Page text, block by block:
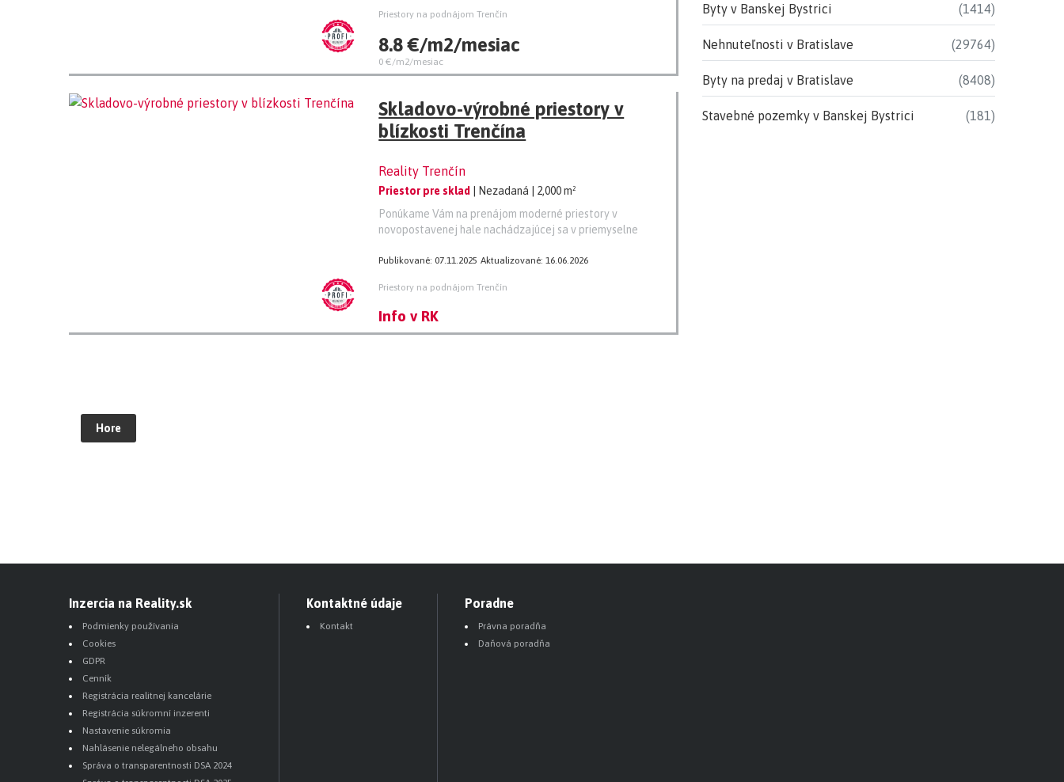
Priestory na podnájom Trenčín
8.8 €/m2/mesiac
0 €/m2/mesiac
Skladovo-výrobné priestory v
blízkosti Trenčína
Reality Trenčín
Priestor pre sklad | Nezadaná
| 2,000 m²
Ponúkame Vám na prenájom moderné priestory v
novopostavenej hale nachádzajúcej sa v priemyselne
Publikované: 07.11.2025 Aktualizované: 16.06.2026
Priestory na podnájom Trenčín
Info v RK
Hore
Byty v Banskej Bystrici (1414)
Nehnuteľnosti v Bratislave (29764)
Byty na predaj v Bratislave (8408)
Stavebné pozemky v Banskej Bystrici (181)
Inzercia na Reality.sk
Podmienky používania
Cookies
GDPR
Cenník
Registrácia realitnej kancelárie
Registrácia súkromní inzerenti
Nastavenie súkromia
Nahlásenie nelegálneho obsahu
Správa o transparentnosti DSA 2024
Kontaktné údaje
Kontakt
Poradne
Právna poradňa
Daňová poradňa